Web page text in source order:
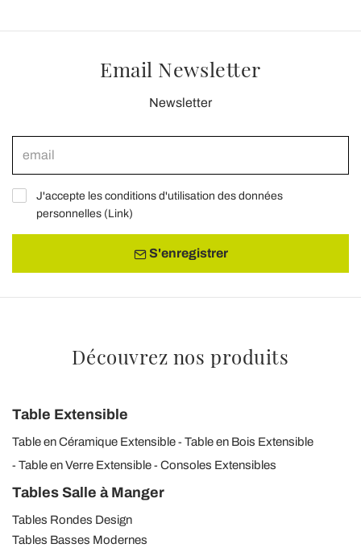
Email Newsletter
Newsletter
J'accepte les conditions d'utilisation des données
personnelles (Link)
S'enregistrer
Découvrez nos produits
Table Extensible
Table en Céramique Extensible
Table en Bois Extensible
Table en Verre Extensible
Consoles Extensibles
Tables Salle à Manger
Tables Rondes Design
Tables Basses Modernes